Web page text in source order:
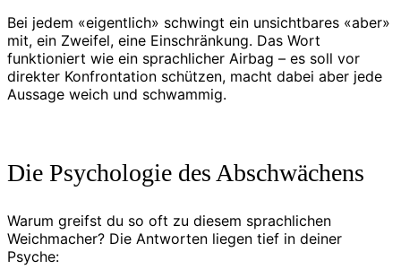
Bei jedem «eigentlich» schwingt ein unsichtbares «aber»
mit, ein Zweifel, eine Einschränkung. Das Wort
funktioniert wie ein sprachlicher Airbag – es soll vor
direkter Konfrontation schützen, macht dabei aber jede
Aussage weich und schwammig.
Die Psychologie des Abschwächens
Warum greifst du so oft zu diesem sprachlichen
Weichmacher? Die Antworten liegen tief in deiner
Psyche: